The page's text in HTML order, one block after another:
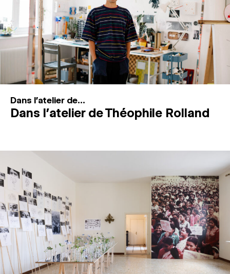
ESPACES DE PRATIQUE ARTISTIQUE ↓
Recherche
Connexion
Dans l'atelier de...
Dans l’atelier de Théophile Rolland